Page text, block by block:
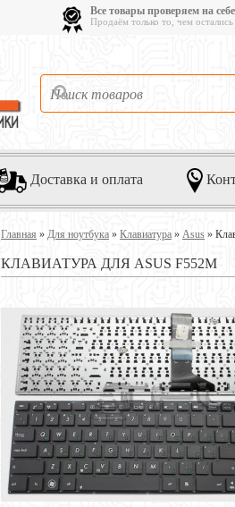
Все товары проверяем на себе
Продаём только то, чем
Доставка и оплата
Главная » Для ноутбука » Клавиатура » Asus »
КЛАВИАТУРА ДЛЯ ASUS F552M